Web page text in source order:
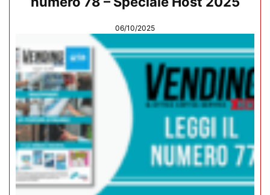
06/10/2025